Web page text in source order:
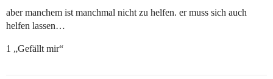
aber manchem ist manchmal nicht zu helfen. er muss sich auch
helfen lassen…
1 „Gefällt mir“